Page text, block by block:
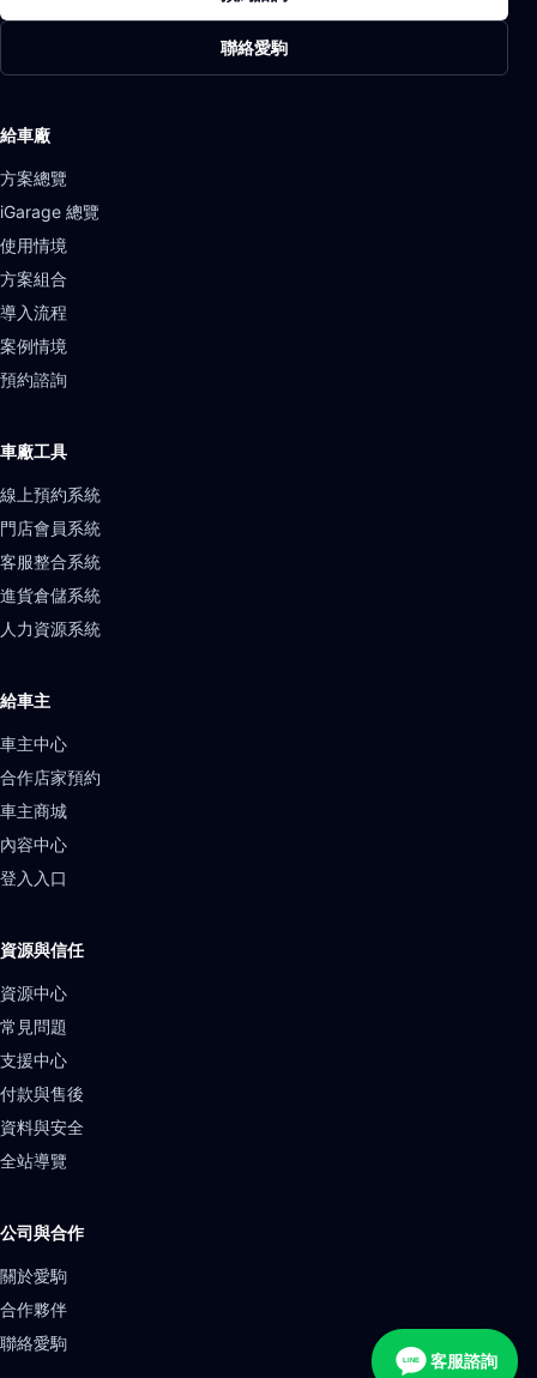
聯絡愛駒
給車廠
方案總覽
iGarage 總覽
使用情境
方案組合
導入流程
案例情境
預約諮詢
車廠工具
線上預約系統
門店會員系統
客服整合系統
進貨倉儲系統
人力資源系統
給車主
車主中心
合作店家預約
車主商城
內容中心
登入入口
資源與信任
資源中心
常見問題
支援中心
付款與售後
資料與安全
全站導覽
公司與合作
關於愛駒
合作夥伴
聯絡愛駒
LINE 客服諮詢